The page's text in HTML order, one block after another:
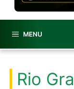
MENU
Rio